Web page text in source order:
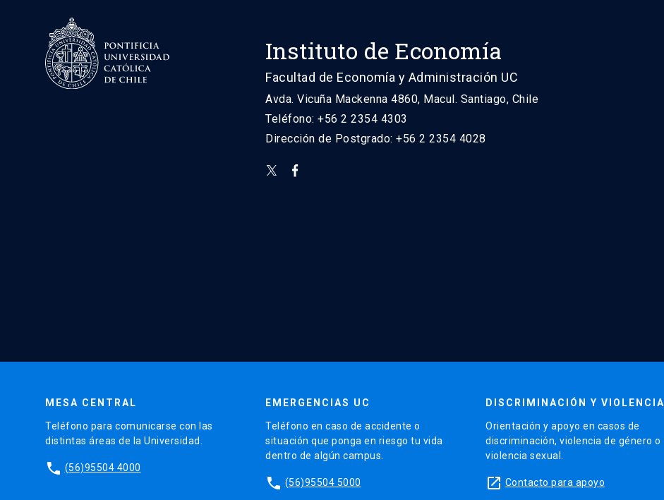
Instituto de Economía
Facultad de Economía y Administración UC
Avda. Vicuña Mackenna 4860, Macul. Santiago, Chile
Teléfono: +56 2 2354 4303
Dirección de Postgrado: +56 2 2354 4028
MESA CENTRAL
Teléfono para comunicarse con las
distintas áreas de la Universidad.
phone (56)95504 4000
EMERGENCIAS UC
Teléfono en caso de accidente o
situación que ponga en riesgo tu vida
dentro de algún campus.
phone (56)95504 5000
DISCRIMINACIÓN Y VIOLENCIA
Orientación y apoyo en casos de
discriminación, violencia de género o
violencia sexual.
launch Contacto para apoyo